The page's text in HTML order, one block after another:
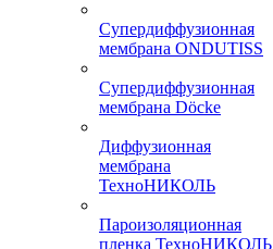
Супердиффузионная
мембрана ONDUTISS
Супердиффузионная
мембрана Döcke
Диффузионная
мембрана
ТехноНИКОЛЬ
Пароизоляционная
пленка ТехноНИКОЛЬ